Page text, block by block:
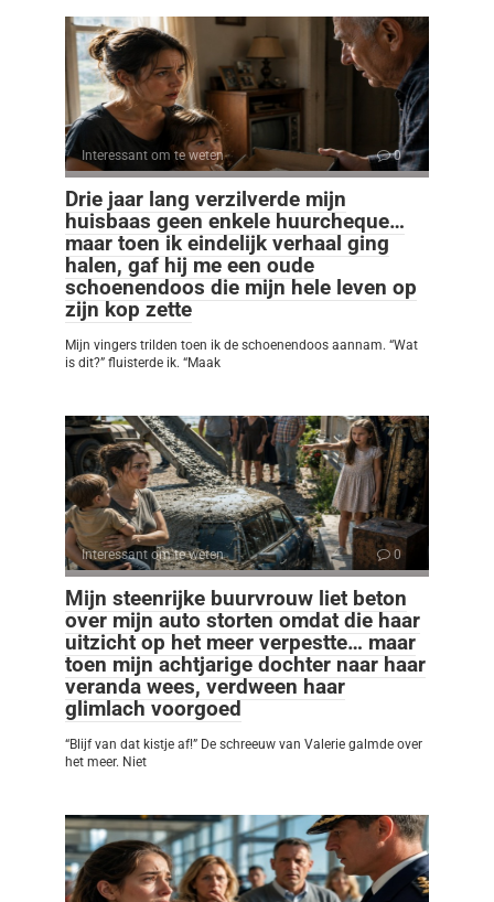
Interessant om te weten 0
Drie jaar lang verzilverde mijn
huisbaas geen enkele huurcheque…
maar toen ik eindelijk verhaal ging
halen, gaf hij me een oude
schoenendoos die mijn hele leven op
zijn kop zette
Mijn vingers trilden toen ik de schoenendoos aannam. “Wat
is dit?” fluisterde ik. “Maak
Interessant om te weten 0
Mijn steenrijke buurvrouw liet beton
over mijn auto storten omdat die haar
uitzicht op het meer verpestte… maar
toen mijn achtjarige dochter naar haar
veranda wees, verdween haar
glimlach voorgoed
“Blijf van dat kistje af!” De schreeuw van Valerie galmde over
het meer. Niet